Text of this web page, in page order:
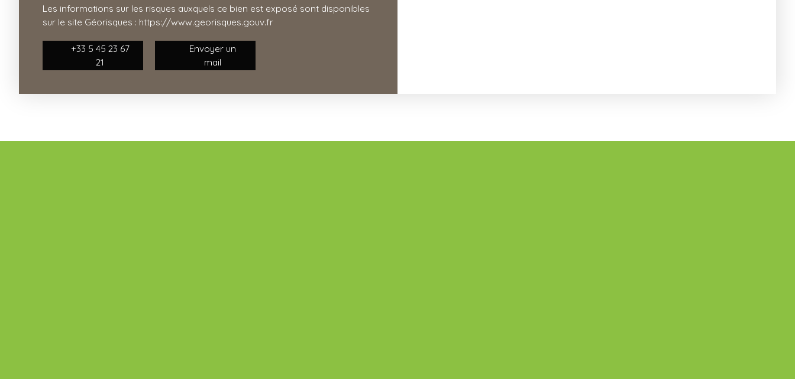
Les informations sur les risques auxquels ce bien est exposé sont disponibles
sur le site Géorisques : https://www.georisques.gouv.fr
+33 5 45 23 67
21
Envoyer un
mail